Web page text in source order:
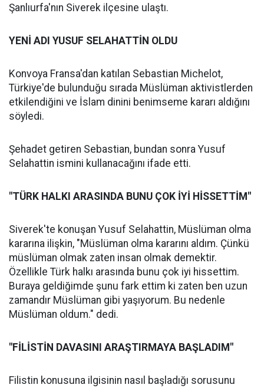
Şanlıurfa'nın Siverek ilçesine ulaştı.
YENİ ADI YUSUF SELAHATTİN OLDU
Konvoya Fransa'dan katılan Sebastian Michelot,
Türkiye'de bulunduğu sırada Müslüman aktivistlerden
etkilendiğini ve İslam dinini benimseme kararı aldığını
söyledi.
Şehadet getiren Sebastian, bundan sonra Yusuf
Selahattin ismini kullanacağını ifade etti.
"TÜRK HALKI ARASINDA BUNU ÇOK İYİ HİSSETTİM"
Siverek'te konuşan Yusuf Selahattin, Müslüman olma
kararına ilişkin, "Müslüman olma kararını aldım. Çünkü
müslüman olmak zaten insan olmak demektir.
Özellikle Türk halkı arasında bunu çok iyi hissettim.
Buraya geldiğimde şunu fark ettim ki zaten ben uzun
zamandır Müslüman gibi yaşıyorum. Bu nedenle
Müslüman oldum." dedi.
"FİLİSTİN DAVASINI ARAŞTIRMAYA BAŞLADIM"
Filistin konusuna ilgisinin nasıl başladığı sorusunu